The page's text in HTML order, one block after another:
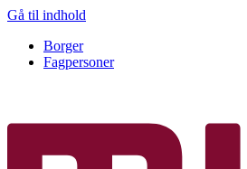
Gå til indhold
Borger
Fagpersoner